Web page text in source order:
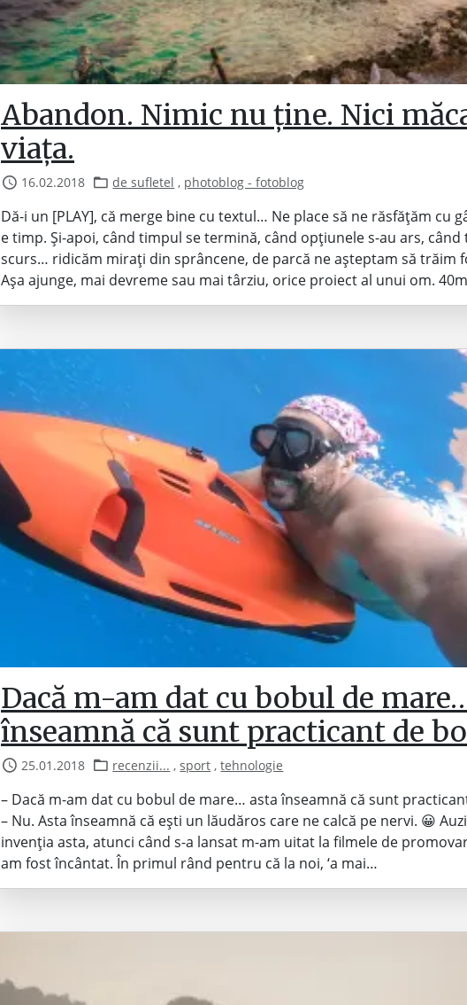
Abandon. Nimic nu ține. Nici
viața.
16.02.2018 de sufletel , photoblog - fotoblog
Dă-i un [PLAY], că merge bine cu textul… Ne place să ne răsfățăm cu
e timp. Și-apoi, când timpul se termină, când opțiunele s-au ars, când
scurs… ridicăm mirați din sprâncene, de parcă ne așteptam să trăim
Așa ajunge, mai devreme sau mai târziu, orice proiect al unui om.
Dacă m-am dat cu bobul de
înseamnă că sunt practicant de
25.01.2018 recenzii... ,sport ,tehnologie
– Dacă m-am dat cu bobul de mare… asta înseamnă că sunt
– Nu. Asta înseamnă că ești un lăudăros care ne calcă pe nervi. 😀
invenția asta, atunci când s-a lansat m-am uitat la filmele de
am fost încântat. În primul rând pentru că la noi, ‘a mai…